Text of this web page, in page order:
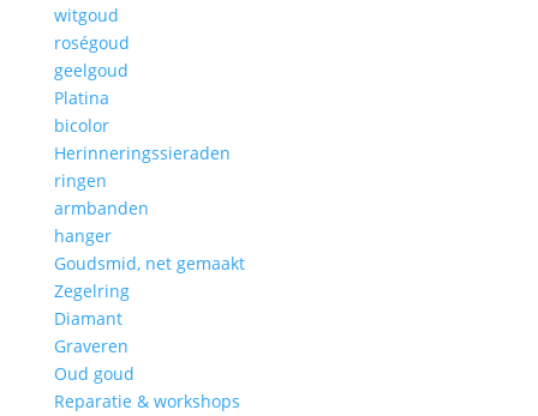
witgoud
roségoud
geelgoud
Platina
bicolor
Herinneringssieraden
ringen
armbanden
hanger
Goudsmid, net gemaakt
Zegelring
Diamant
Graveren
Oud goud
Reparatie & workshops